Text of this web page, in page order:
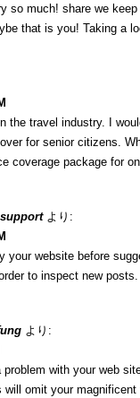
so much! share we
that is you! Taking a
the travel industry. I
for senior citizens.
coverage package for
より:
your website before
to inspect new posts.
より:
with your web
will omit your